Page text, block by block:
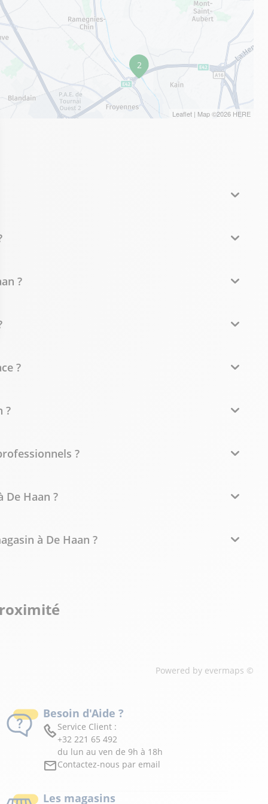
2
Leaflet| Map ©2026 HERE
?
?
?
?
Haan ?
à De Haan ?
Powered by evermaps ©
Besoin d'Aide ?
Service Client :
+32 221 65 492
du lun au ven de 9h à 18h
Contactez-nous par email
Les magasins